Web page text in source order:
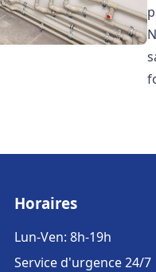
Horaires
Lun-Ven: 8h-19h
Service d'urgence 24/7